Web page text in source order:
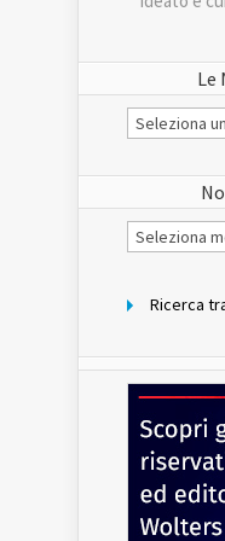
Le
Le
Notizie
Notizie
per
Ricerca